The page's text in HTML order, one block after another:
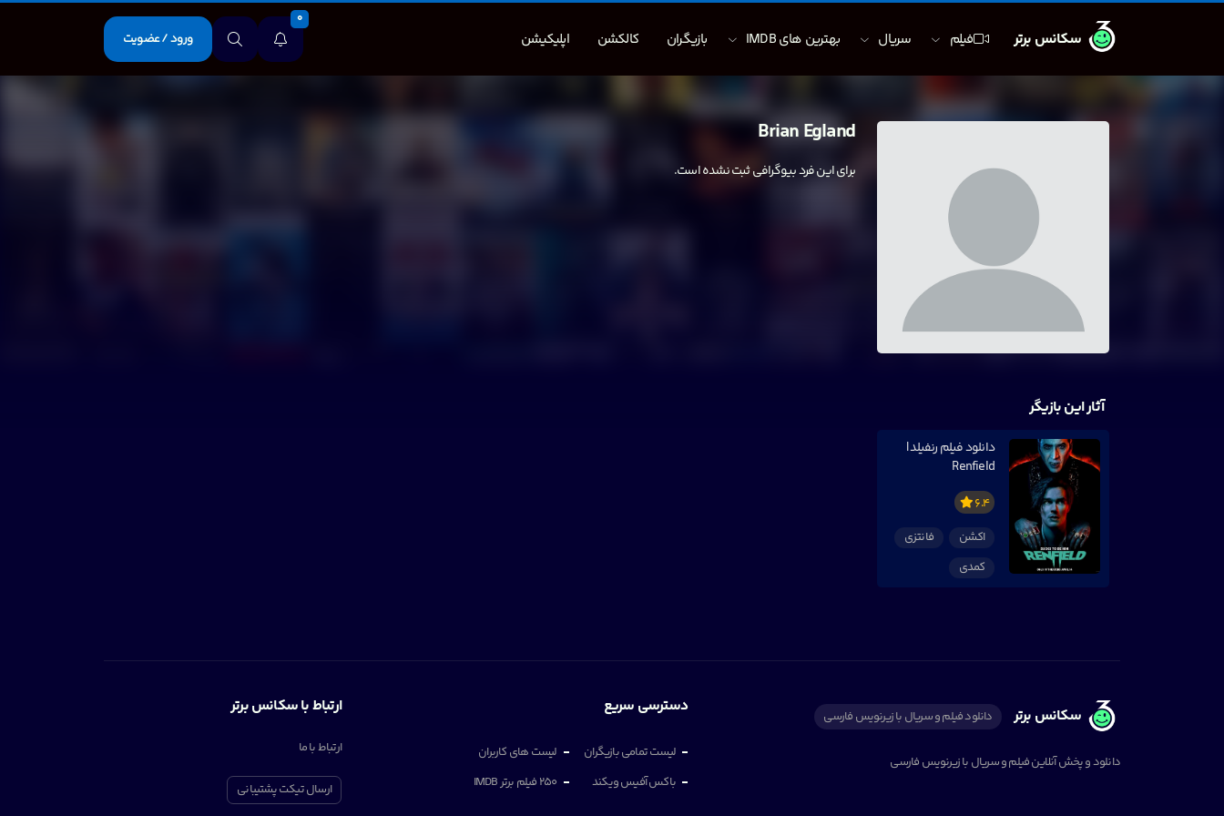
سکانس برتر فیلم سریال بهترین های IMDB بازیگران کالکشن اپلیکیشن
0
ورود / عضویت
Brian Egland
برای این فرد بیوگرافی ثبت نشده است.
آثار این بازیگر
دانلود فیلم رنفیلد |
Renfield
6.4
اکشن
فانتزی
کمدی
سکانس برتر دانلود فیلم و سریال با زیرنویس فارسی
دانلود و پخش آنلاین فیلم و سریال با زیرنویس فارسی
دسترسی سریع
لیست تمامی بازیگران
لیست های کاربران
باکس آفیس ویکند
250 فیلم برتر IMDB
ارتباط با سکانس برتر
ارتباط با ما
ارسال تیکت پشتیبانی